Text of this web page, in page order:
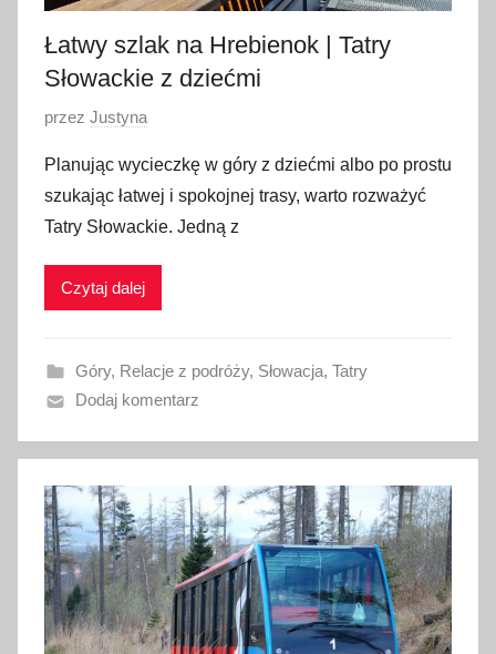
2
Łatwy szlak na Hrebienok | Tatry
Słowackie z dziećmi
O
u
b
i
a
n
2
5
c
z
e
r
w
przez Justyna
Planując wycieczkę w góry z dziećmi albo po prostu
szukając łatwej i spokojnej trasy, warto rozważyć
Tatry Słowackie. Jedną z
Czytaj dalej
Góry, Relacje z podróży, Słowacja, Tatry
Dodaj komentarz